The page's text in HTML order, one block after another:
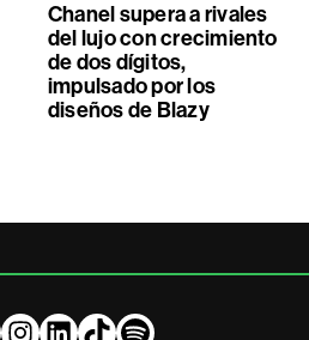
Chanel supera a rivales
del lujo con crecimiento
de dos dígitos,
impulsado por los
diseños de Blazy